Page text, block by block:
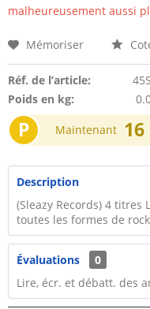
malheureusement aussi
Mémoriser
Réf. de l’article:
Poids en kg:
P Maintenant 16
Description
(Sleazy Records) 4
toutes les formes de
Évaluations
0
Lire, écr. et débatt. des